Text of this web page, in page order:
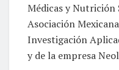
Médicas y Nutrición
Asociación
Investigación
y de la empresa